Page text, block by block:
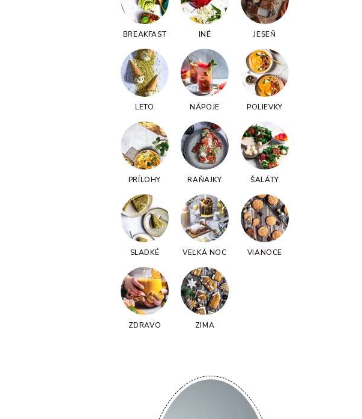
BREAKFAST INÉ JESEŇ
LETO NÁPOJE POLIEVKY
PRÍLOHY RAŇAJKY ŠALÁTY
SLADKÉ VEĽKÁ NOC VIANOCE
ZDRAVO ZIMA